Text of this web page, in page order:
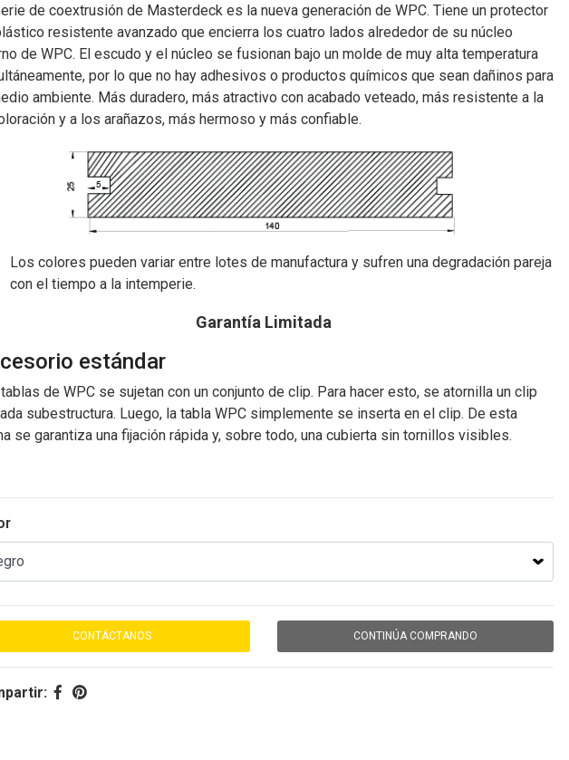
de coextrusión de Masterdeck es la nueva generación de WPC. Tiene un protector
resistente avanzado que encierra los cuatro lados alrededor de su núcleo
de WPC. El escudo y el núcleo se fusionan bajo un molde de muy alta temperatura
por lo que no hay adhesivos o productos químicos que sean dañinos para
ambiente. Más duradero, más atractivo con acabado veteado, más resistente a la
y a los arañazos, más hermoso y más confiable.
Los colores pueden variar entre lotes de manufactura y sufren una degradación pareja
con el tiempo a la intemperie.
Garantía Limitada
estándar
de WPC se sujetan con un conjunto de clip. Para hacer esto, se atornilla un clip
subestructura. Luego, la tabla WPC simplemente se inserta en el clip. De esta
se garantiza una fijación rápida y, sobre todo, una cubierta sin tornillos visibles.
CONTÁCTANOS CONTINÚA COMPRANDO